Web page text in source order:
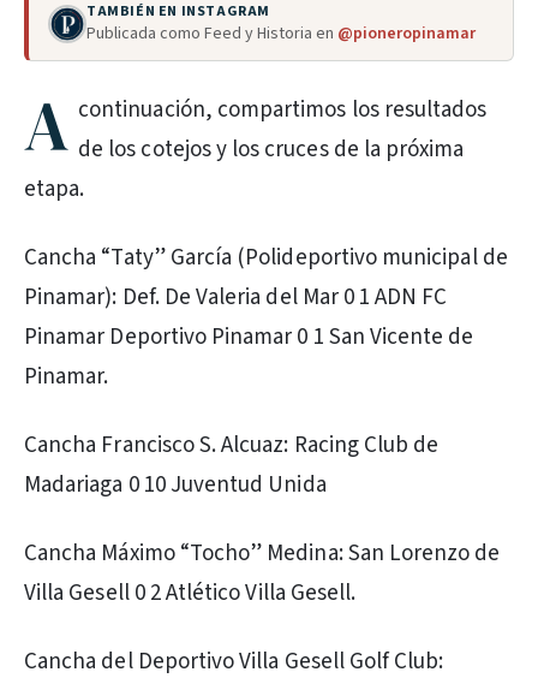
TAMBIÉN EN INSTAGRAM
Publicada como Feed y Historia en @pioneropinamar
A continuación, compartimos los resultados
de los cotejos y los cruces de la próxima
etapa.
Cancha “Taty” García (Polideportivo municipal de
Pinamar): Def. De Valeria del Mar 0 1 ADN FC
Pinamar Deportivo Pinamar 0 1 San Vicente de
Pinamar.
Cancha Francisco S. Alcuaz: Racing Club de
Madariaga 0 10 Juventud Unida
Cancha Máximo “Tocho” Medina: San Lorenzo de
Villa Gesell 0 2 Atlético Villa Gesell.
Cancha del Deportivo Villa Gesell Golf Club: